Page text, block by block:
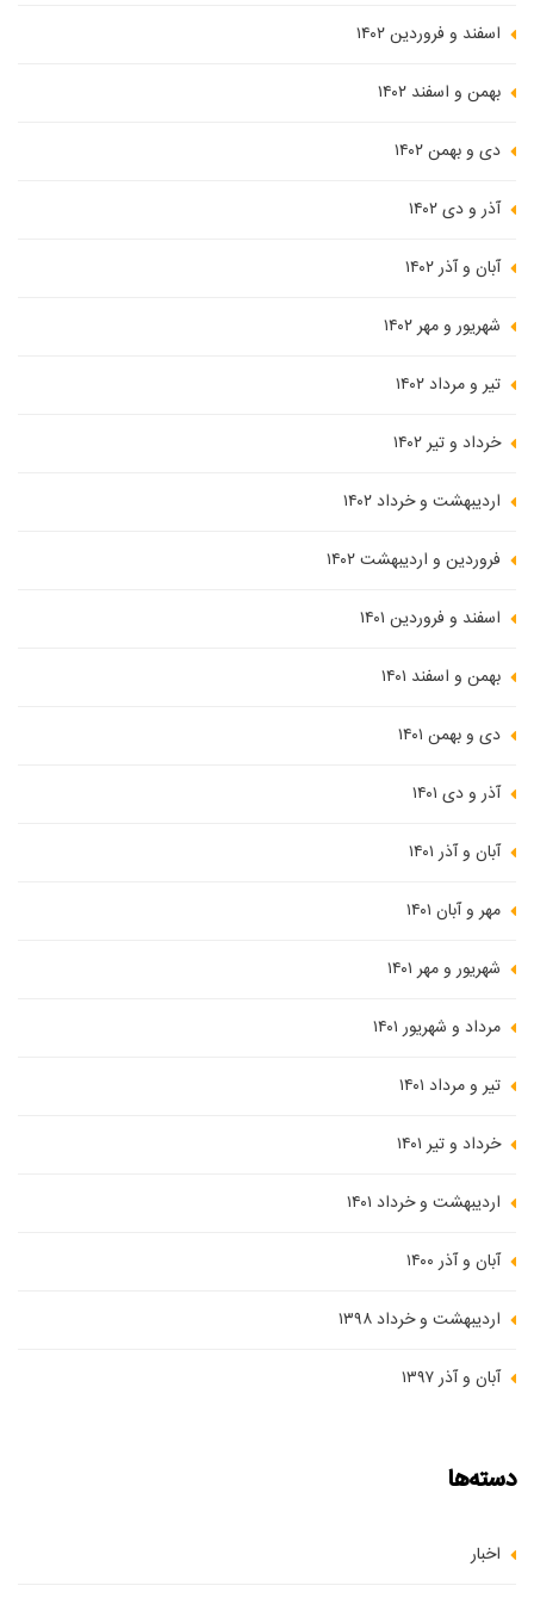
اسفند و فروردین ۱۴۰۲
بهمن و اسفند ۱۴۰۲
دی و بهمن ۱۴۰۲
آذر و دی ۱۴۰۲
آبان و آذر ۱۴۰۲
شهریور و مهر ۱۴۰۲
تیر و مرداد ۱۴۰۲
خرداد و تیر ۱۴۰۲
اردیبهشت و خرداد ۱۴۰۲
فروردین و اردیبهشت ۱۴۰۲
اسفند و فروردین ۱۴۰۱
بهمن و اسفند ۱۴۰۱
دی و بهمن ۱۴۰۱
آذر و دی ۱۴۰۱
آبان و آذر ۱۴۰۱
مهر و آبان ۱۴۰۱
شهریور و مهر ۱۴۰۱
مرداد و شهریور ۱۴۰۱
تیر و مرداد ۱۴۰۱
خرداد و تیر ۱۴۰۱
اردیبهشت و خرداد ۱۴۰۱
آبان و آذر ۱۴۰۰
اردیبهشت و خرداد ۱۳۹۸
آبان و آذر ۱۳۹۷
دسته‌ها
اخبار